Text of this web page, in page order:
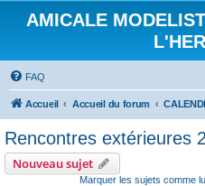
AMICALE
FAQ
Accueil Accueil du forum
Rencontres extérieures
Nouveau sujet
Marquer les sujets comme